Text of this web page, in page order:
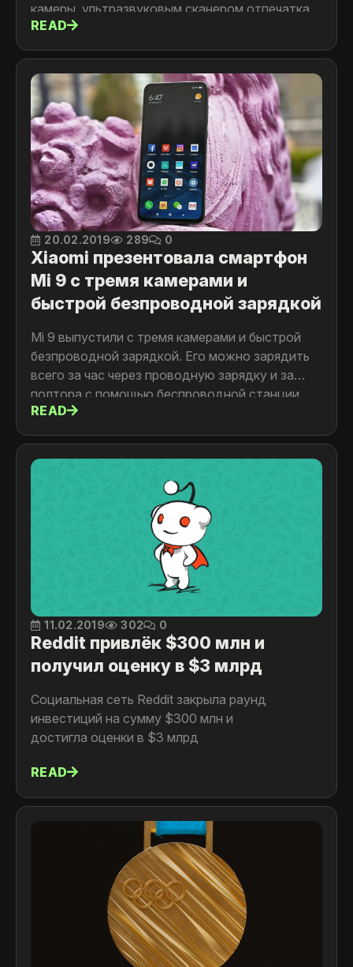
камеры, ультразвуковым сканером отпечатка
пальцев и функцией беспроводной зарядной
станции. Вместе с новыми смартфонами
Active, фитнес-браслет Galaxy Fit и наушники
Galaxy Buds.
READ
20.02.2019 289 0
Xiaomi презентовала смартфон
Mi 9 с тремя камерами и
быстрой безпроводной зарядкой
Mi 9 выпустили с тремя камерами и быстрой
безпроводной зарядкой. Его можно зарядить
всего за час через проводную зарядку и за
полтора с помощью беспроводной станции,
утверждают в компании
READ
11.02.2019 302 0
Reddit привлёк $300 млн и
получил оценку в $3 млрд
Социальная сеть Reddit закрыла раунд
инвестиций на сумму $300 млн и
достигла оценки в $3 млрд
READ